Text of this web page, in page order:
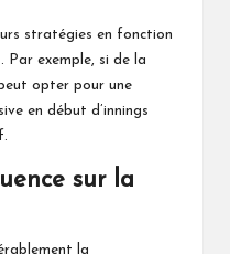
stratégies en fonction
Par exemple, si de la
opter pour une
en début d’innings
sur la
la